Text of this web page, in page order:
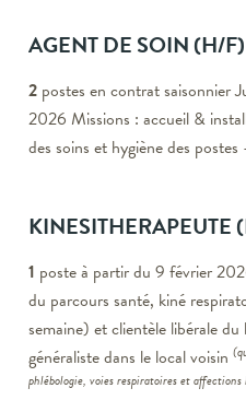
AGENT DE SOIN(H/F)
2 postes en contrat saisonnier
2026 Missions : accueil &
des soins et hygiène des
KINESITHERAPEUTE
1 poste à partir du 9 février
du parcours santé, kiné
semaine) et clientèle libérale du
généraliste dans le local voisin
phlébologie, voies respiratoires et affections